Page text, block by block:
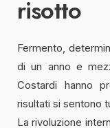
risotto
Fermento,
di un anno e
Costardi hanno
risultati si sentono
La rivoluzione